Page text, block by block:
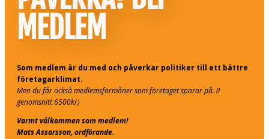
MEDLEM
Som medlem är du med och påverkar politiker till ett bättre
företagarklimat.
Men du får också medlemsförmåner som företaget sparar på. (I
genomsnitt 6500kr)
Varmt välkommen som medlem!
Mats Assarsson, ordförande.